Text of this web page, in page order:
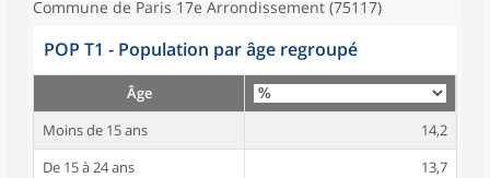
Commune de Paris 17e Arrondissement (75117)
POP T1 - Population par âge regroupé
Âge
Moins de 15 ans
14,2
De 15 à 24 ans
13,7